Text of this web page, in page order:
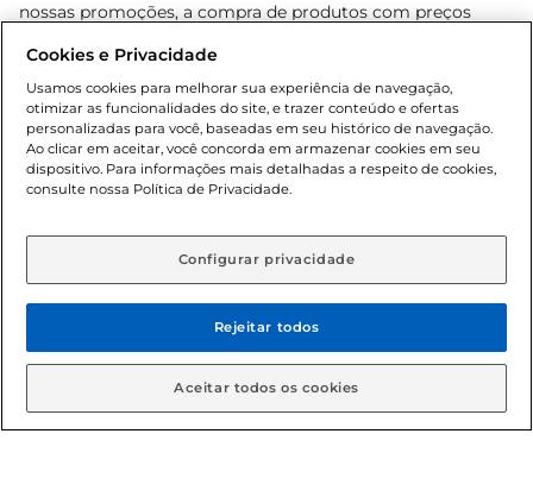
nossas promoções, a compra de produtos com preços
cliente. Os preços, ofertas e condições são exclusivos para
o e-commerce e válidos durante o dia de hoje, podendo
sofrer alterações sem prévia notificação. Proibida a venda
de bebidas alcoólicas para menores de 18 anos, conforme
Lei n.º 8069/90, art. 81, inciso II (Estatuto da Criança e do
Adolescente). Preços e condições exclusivos para o
aviso prévio. O valor mínimo para as compras on-line é de
© 2026 Copyright. Todos os direitos
reservados Gbarbosa.
Cookies e Privacidade
Usamos cookies para melhorar sua experiência de navegação,
otimizar as funcionalidades do site, e trazer conteúdo e ofertas
personalizadas para você, baseadas em seu histórico de navegação.
Ao clicar em aceitar, você concorda em armazenar cookies em seu
dispositivo. Para informações mais detalhadas a respeito de cookies,
consulte nossa Política de Privacidade.
Configurar privacidade
Rejeitar todos
Aceitar todos os cookies